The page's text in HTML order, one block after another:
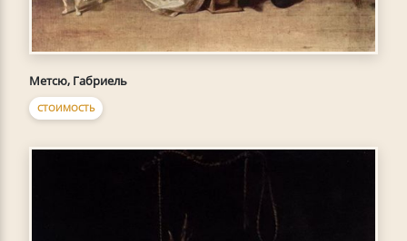
Метсю, Габриель
СТОИМОСТЬ